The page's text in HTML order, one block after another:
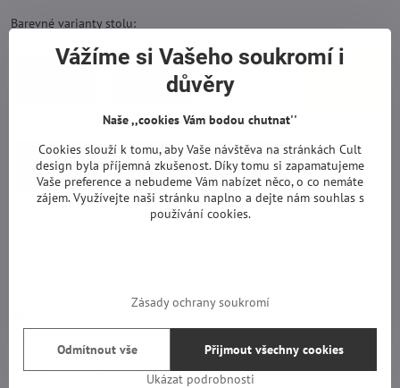
Barevné varianty stolu:
Jídelní stoly ZNAČKY
PIANCA
PIANCA jídelní stoly
PIANCA novinky
Vážíme si Vašeho soukromí i
důvěry
Naše ,,cookies Vám bodou chutnat''
Cookies slouží k tomu, aby Vaše návštěva na stránkách Cult
design byla příjemná zkušenost. Díky tomu si zapamatujeme
Vaše preference a nebudeme Vám nabízet něco, o co nemáte
zájem. Využívejte naši stránku naplno a dejte nám souhlas s
používání cookies.
Zásady ochrany soukromí
Ukázat podrobnosti
Přijmout všechny cookies
Odmítnout vše